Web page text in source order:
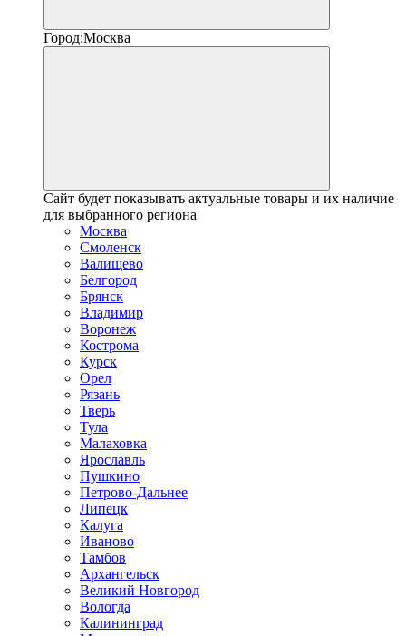
Город:Москва
Сайт будет показывать актуальные товары и их наличие
для выбранного региона
Москва
Смоленск
Валищево
Белгород
Брянск
Владимир
Воронеж
Кострома
Курск
Орел
Рязань
Тверь
Тула
Малаховка
Ярославль
Пушкино
Петрово-Дальнее
Липецк
Калуга
Иваново
Тамбов
Архангельск
Великий Новгород
Вологда
Калининград